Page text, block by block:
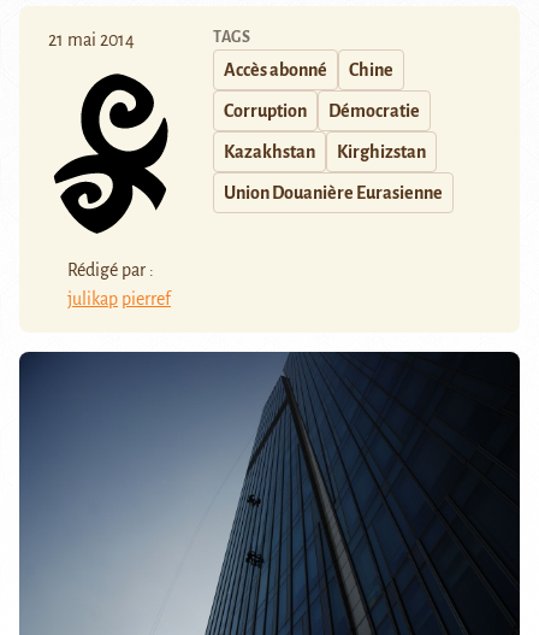
21 mai 2014
Rédigé par :
julikap pierref
TAGS
Accès abonné Chine
Corruption Démocratie
Kazakhstan Kirghizstan
Union Douanière Eurasienne